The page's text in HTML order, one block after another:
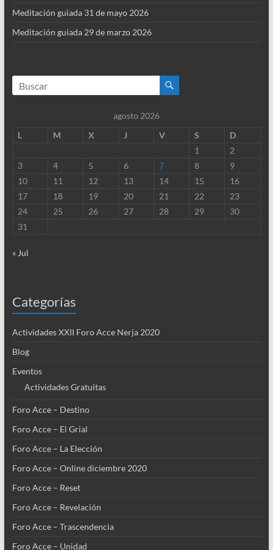
Meditación guiada 31 de mayo 2026
Meditación guiada 29 de marzo 2026
agosto 2026
L
M X J V S
D
1
2
3
4 5 6 7 8
9
10
11 12 13 14 15
16
17
18 19 20 21 22
23
24
25 26 27 28 29
30
31
« Jul
Categorías
Actividades XXII Foro Acce Nerja 2020
Blog
Eventos
Actividades Gratuitas
Foro Acce – Destino
Foro Acce – El Grial
Foro Acce – La Elección
Foro Acce – Online diciembre 2020
Foro Acce – Reset
Foro Acce – Revelación
Foro Acce – Trascendencia
Foro Acce – Unidad